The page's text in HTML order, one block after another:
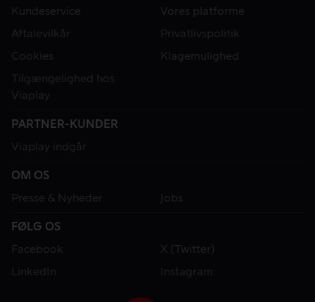
Kundeservice
Vores platforme
Aftalevilkår
Privatlivspolitik
Cookies
Klagemulighed
Tilgængelighed hos
Viaplay
PARTNER-KUNDER
Viaplay indgår
OM OS
Presse & Nyheder
Jobs
FØLG OS
Facebook
X (Twitter)
LinkedIn
Instagram